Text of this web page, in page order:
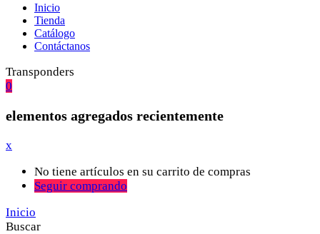
Inicio
Tienda
Catálogo
Contáctanos
Transponders
0
elementos agregados recientemente
x
No tiene artículos en su carrito de compras
Seguir comprando
Inicio
Buscar